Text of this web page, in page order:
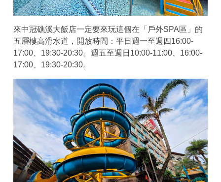
來中冠礁溪大飯店一定要來玩這個在「戶外SPA區」的
五層樓高滑水道，開放時間：平日週一至週四16:00-
17:00、19:30-20:30。週五至週日10:00-11:00、16:00-
17:00、19:30-20:30。